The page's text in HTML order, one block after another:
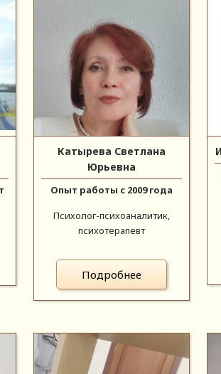
Катырева Светлана
Юрьевна
Опыт работы с 2009 года
Психолог-психоаналитик,
психотерапевт
Подробнее